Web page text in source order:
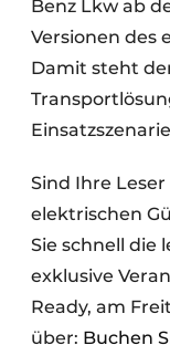
Benz Lkw ab
Versionen des
Damit steht
Sind Ihre
elektrischen
Sie schnell die
exklusive
Ready, am
über: Buchen